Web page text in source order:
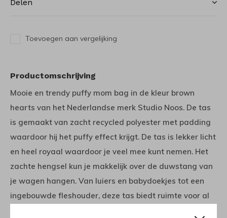
Delen
Toevoegen aan vergelijking
Productomschrijving
Mooie en trendy puffy mom bag in de kleur brown
hearts van het Nederlandse merk Studio Noos. De tas
is gemaakt van zacht recycled polyester met padding
waardoor hij het puffy effect krijgt. De tas is lekker licht
en heel royaal waardoor je veel mee kunt nemen. Het
zachte hengsel kun je makkelijk over de duwstang van
je wagen hangen. Van luiers en babydoekjes tot een
ingebouwde fleshouder, deze tas biedt ruimte voor al